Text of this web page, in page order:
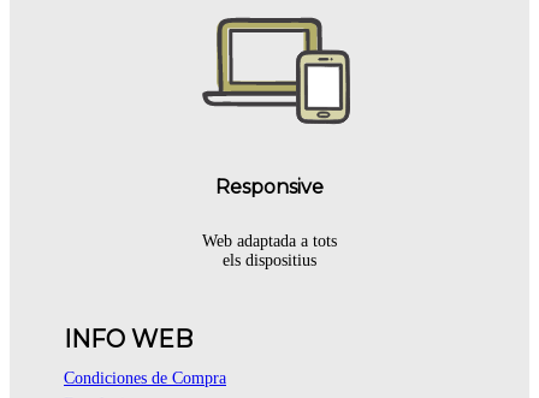
Responsive
Web adaptada a tots
els dispositius
INFO WEB
Condiciones de Compra